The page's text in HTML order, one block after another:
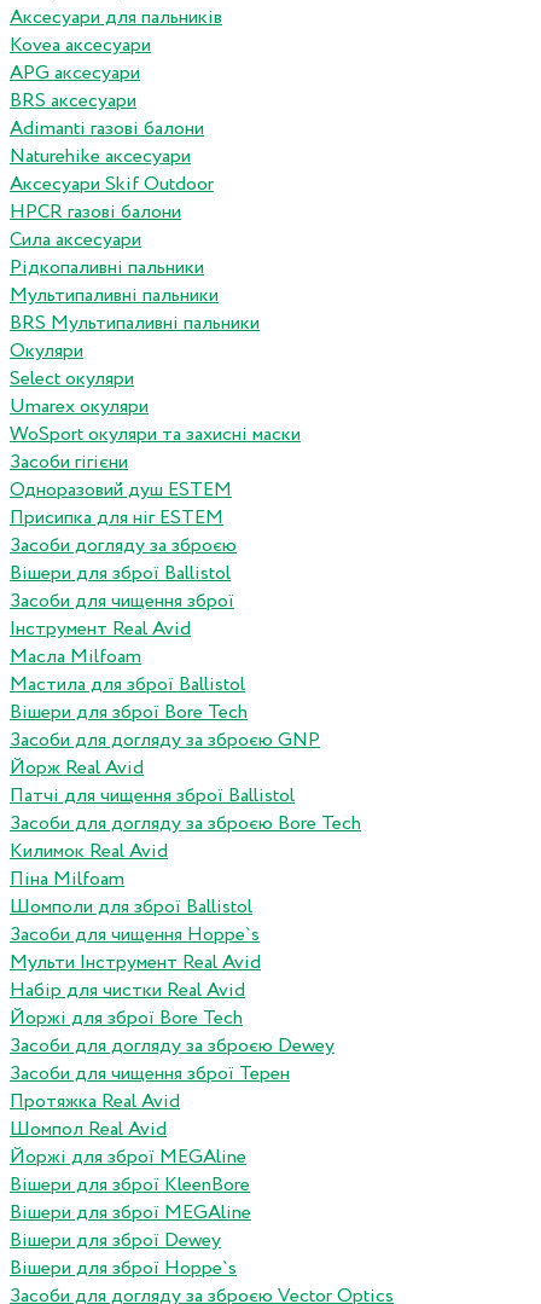
Аксесуари для пальників
Kovea аксесуари
APG аксесуари
BRS аксесуари
Adimanti газові балони
Naturehike аксесуари
Аксесуари Skif Outdoor
HPCR газові балони
Сила аксесуари
Рідкопаливні пальники
Мультипаливні пальники
BRS Мультипаливні пальники
Окуляри
Select окуляри
Umarex окуляри
WoSport окуляри та захисні маски
Засоби гігієни
Одноразовий душ ESTEM
Присипка для ніг ESTEM
Засоби догляду за зброєю
Вішери для зброї Ballistol
Засоби для чищення зброї
Інструмент Real Avid
Масла Milfoam
Мастила для зброї Ballistol
Вішери для зброї Bore Tech
Засоби для догляду за зброєю GNP
Йорж Real Avid
Патчі для чищення зброї Ballistol
Засоби для догляду за зброєю Bore Tech
Килимок Real Avid
Піна Milfoam
Шомполи для зброї Ballistol
Засоби для чищення Hoppe`s
Мульти Інструмент Real Avid
Набір для чистки Real Avid
Йоржі для зброї Bore Tech
Засоби для догляду за зброєю Dewey
Засоби для чищення зброї Терен
Протяжка Real Avid
Шомпол Real Avid
Йоржі для зброї MEGAline
Вішери для зброї KleenBore
Вішери для зброї MEGAline
Вішери для зброї Dewey
Вішери для зброї Hoppe`s
Засоби для догляду за зброєю Vector Optics